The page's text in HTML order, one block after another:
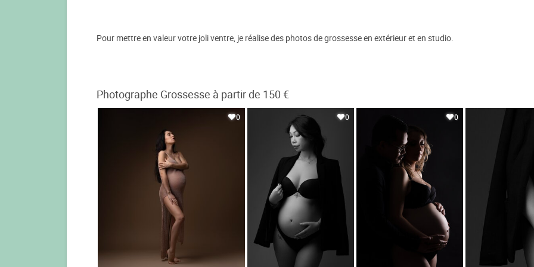
Pour mettre en valeur votre joli ventre, je réalise des photos de grossesse en extérieur et en studio.
Photographe Grossesse à partir de 150 €
0 0 0